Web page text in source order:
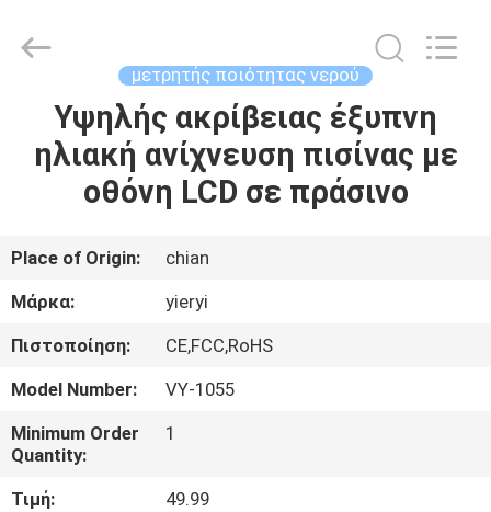
ΑΡΧΙΚΉ
ΣΕΛΊΔΑ
ΣΧΕΤΙΚΆ
ΜΕ
ΓΎΡΟΣ
ΕΡΓΟΣΤΑΣΊΩΝ
Technology
μετρητής ποιότητας νερού
Υψηλής ακρίβειας έξυπνη
ηλιακή ανίχνευση πισίνας με
οθόνη LCD σε πράσινο
Place of Origin:
chian
Μάρκα:
yieryi
Πιστοποίηση:
CE,FCC,RoHS
Model Number:
VY-1055
Minimum Order
Quantity:
1
Τιμή:
49.99